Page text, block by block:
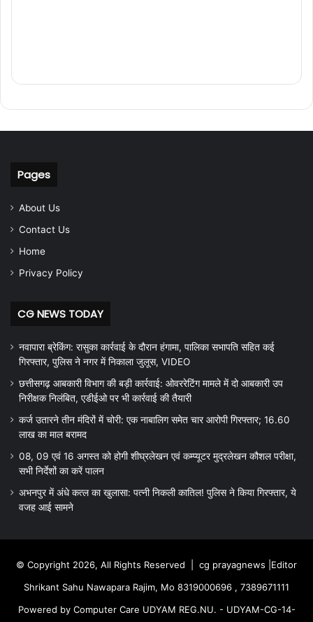
Pages
About Us
Contact Us
Home
Privacy Policy
CG NEWS TODAY
नवापारा ब्रेकिंग: रासुका कार्रवाई के दौरान हंगामा, पालिका सभापति सहित कई
गिरफ्तार, पुलिस ने नगर में निकाला जुलूस, VIDEO
छत्तीसगढ़ आबकारी विभाग की बड़ी कार्रवाई: ओवररेटिंग मामले में दो आबकारी उप
निरीक्षक निलंबित, एडीईओ पर भी कार्रवाई की तैयारी
कर्ज उतारने तीन मंदिरों में चोरी: एक नाबालिग समेत चार आरोपी गिरफ्तार; 16.60
लाख का माल बरामद
08, 09 एवं 16 अगस्त को होगी शीघ्रलेखन एवं कम्प्यूटर मुद्रलेखन कौशल परीक्षा,
सभी निर्देशों का करें पालन
अभनपुर में अंधे कत्ल का खुलासा: पत्नी निकली कातिल! पुलिस ने किया गिरफ्तार, ये
वजह आई सामने
© Copyright 2026, All Rights Reserved | cg prayagnews |Editor
Shrikant Sahu Nawapara Rajim, Mo 8319000696 , 7389671111
Powered by Computer Care UDYAM REG.NU. - UDYAM-CG-14-